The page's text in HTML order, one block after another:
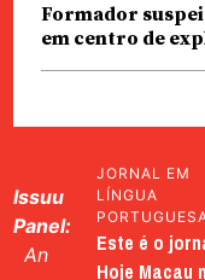
Formador
em centro de
Issuu
Panel:
An
JORNAL EM
LÍNGUA
Este é o
Hoje Macau